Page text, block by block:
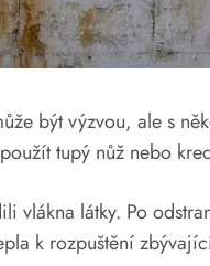
být výzvou, ale s
tupý nůž nebo
vlákna látky. Po
k rozpuštění